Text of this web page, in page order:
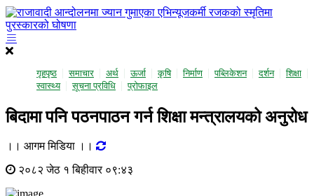
गृहपृष्ठ समाचार अर्थ ऊर्जा कृषि निर्माण पब्लिकेशन दर्शन
शिक्षा
स्वास्थ्य
सूचना प्रविधि प्राेफाइल
बिदामा पनि पठनपाठन गर्न शिक्षा मन्त्रालयको अनुरोध
।। आगम मिडिया ।।
२०८२ जेठ १ बिहीवार ०९:४३